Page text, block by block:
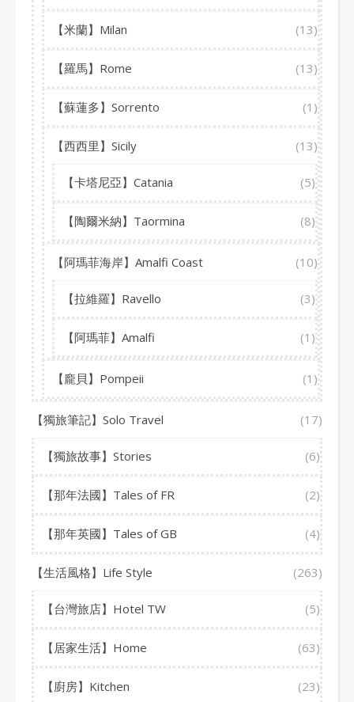
【米蘭】Milan (13)
【羅馬】Rome (13)
【蘇蓮多】Sorrento (1)
【西西里】Sicily (13)
【卡塔尼亞】Catania (5)
【陶爾米納】Taormina (8)
【阿瑪菲海岸】Amalfi Coast (10)
【拉維羅】Ravello (3)
【阿瑪菲】Amalfi (1)
【龐貝】Pompeii (1)
【獨旅筆記】Solo Travel (17)
【獨旅故事】Stories (6)
【那年法國】Tales of FR (2)
【那年英國】Tales of GB (4)
【生活風格】Life Style (263)
【台灣旅店】Hotel TW (5)
【居家生活】Home (63)
【廚房】Kitchen (23)